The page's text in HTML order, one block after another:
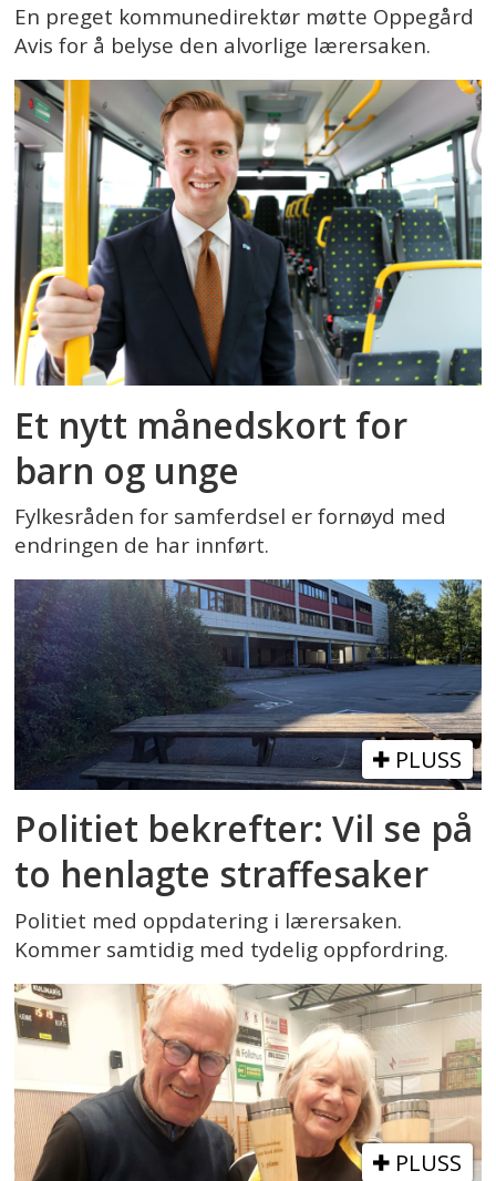
En preget kommunedirektør møtte Oppegård
Avis for å belyse den alvorlige lærersaken.
Et nytt månedskort for
barn og unge
Fylkesråden for samferdsel er fornøyd med
endringen de har innført.
PLUSS
Politiet bekrefter: Vil se på
to henlagte straffesaker
Politiet med oppdatering i lærersaken.
Kommer samtidig med tydelig oppfordring.
PLUSS